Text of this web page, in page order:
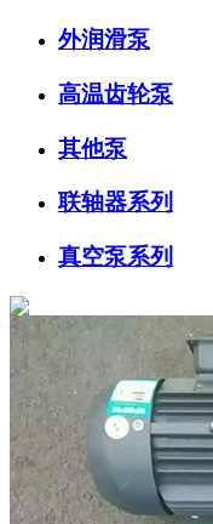
外润滑泵
高温齿轮泵
其他泵
联轴器系列
真空泵系列